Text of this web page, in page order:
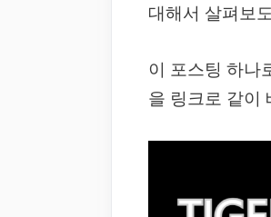
대해서 살펴보
이 포스팅 하나
을 링크로 같이